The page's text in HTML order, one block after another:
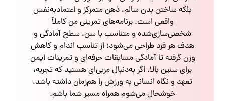
بلکه ساختن بدن سالم، ذهن متمرکز و اعتمادبه‌نفس
واقعی است. برنامه‌های تمرینی من کاملاً
شخصی‌سازی‌شده و متناسب با سن، سطح آمادگی و
هدف هر فرد طراحی می‌شود؛ از تناسب اندام و کاهش
وزن گرفته تا آمادگی مسابقات حرفه‌ای و تمرینات ایمن
برای سنین بالا. اگر به‌دنبال مربی‌ای هستید که تجربه،
تعهد و نگاه انسانی به ورزش را هم‌زمان داشته باشد،
خوشحال می‌شوم همراه مسیر شما باشم.